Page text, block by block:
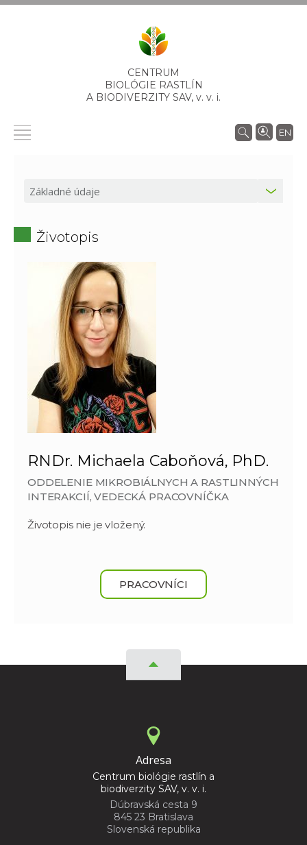
CENTRUM
BIOLÓGIE RASTLÍN
A BIODIVERZITY SAV, v. v. i.
EN
Životopis
RNDr. Michaela Caboňová, PhD.
ODDELENIE MIKROBIÁLNYCH A RASTLINNÝCH
INTERAKCIÍ, VEDECKÁ PRACOVNÍČKA
Životopis nie je vložený.
PRACOVNÍCI
Adresa
Centrum biológie rastlín a
biodiverzity SAV, v. v. i.
Dúbravská cesta 9
845 23 Bratislava
Slovenská republika